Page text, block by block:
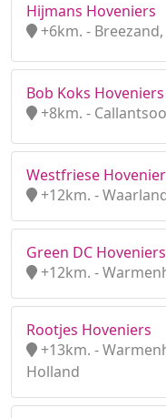
Hijmans Hoveniers
+6km. -
Bob Koks Hoveniers
+8km. -
Westfriese
+12km. -
Green DC Hoveniers
+12km. -
Rootjes Hoveniers
+13km. -
Holland